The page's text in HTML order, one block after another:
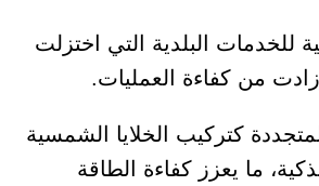
للخدمات البلدية التي اختزلت
من كفاءة العمليات.
كتركيب الخلايا الشمسية
ما يعزز كفاءة الطاقة